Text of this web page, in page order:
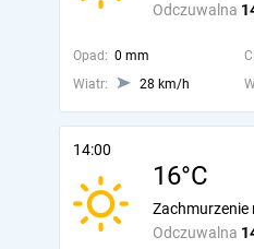
Odczuwalna
Opad: 0 mm
Wiatr:
28 km/h
14:00
16°C
Odczuwalna
Zachmurzenie